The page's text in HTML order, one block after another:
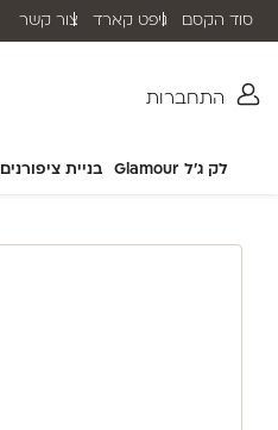
התחברות
לק ג'ל Glamour בניית ציפורנים
שליח עד הבית תוך 2-5 ימי עסקים סוד הקסם גיפט קארד צור קשר